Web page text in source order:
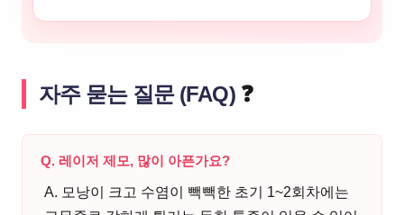
자주 묻는 질문 (FAQ)❓
Q. 레이저 제모, 많이 아픈가요?
A. 모낭이 크고 수염이 빽빽한 초기 1~2회차에는